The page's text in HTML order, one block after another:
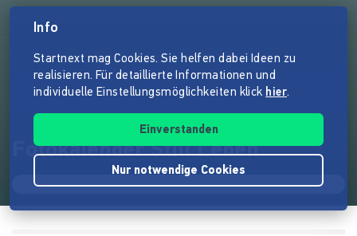
Fotokalender Still Leben
Info
Startnext mag Cookies. Sie helfen dabei Ideen zu
realisieren. Für detaillierte Informationen und
individuelle Einstellungsmöglichkeiten klick hier.
Einverstanden
Nur notwendige Cookies